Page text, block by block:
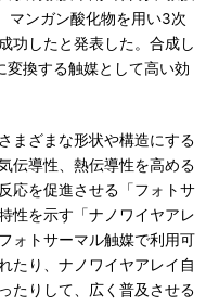
マンガン酸化物を用い3次
功したと発表した。合成し
換する触媒として高い効
まざまな形状や構造にする
伝導性、熱伝導性を高める
応を促進させる「フォトサ
性を示す「ナノワイヤアレ
ォトサーマル触媒で利用可
たり、ナノワイヤアレイ自
たりして、広く普及させる